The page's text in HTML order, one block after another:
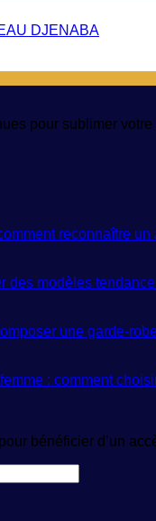
DJENABA
pour sublimer
reconnaître
des modèles
une garde-
: comment
bénéficier d’un